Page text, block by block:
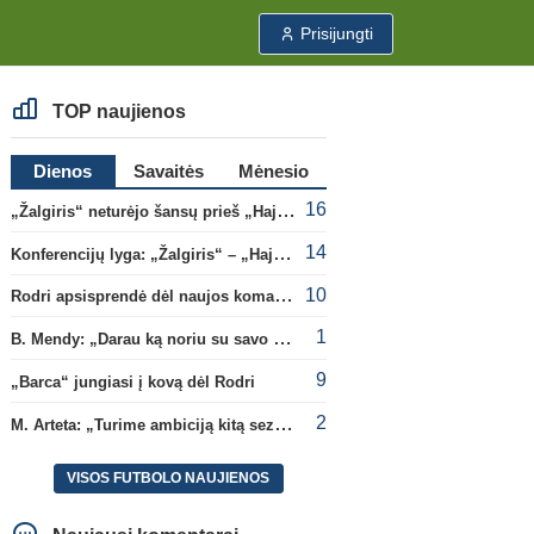
Prisijungti
TOP naujienos
Dienos Savaitės
Mėnesio
„Žalgiris“ neturėjo šansų prieš „Hajduk“
16
Konferencijų lyga: „Žalgiris“ – „Hajduk“ (rungtynės tiesiogiai) 14
Rodri apsisprendė dėl naujos komandos 10
B. Mendy: „Darau ką noriu su savo pasaulio čempionato titulu“ 1
„Barca“ jungiasi į kovą dėl Rodri 9
M. Arteta: „Turime ambiciją kitą sezoną kovoti dėl visų titulų“ 2
VISOS FUTBOLO NAUJIENOS